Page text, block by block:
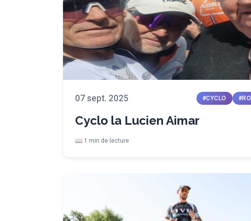
07 sept. 2025 #CYCLO
Cyclo la Lucien Aimar
📖 1 min de lecture